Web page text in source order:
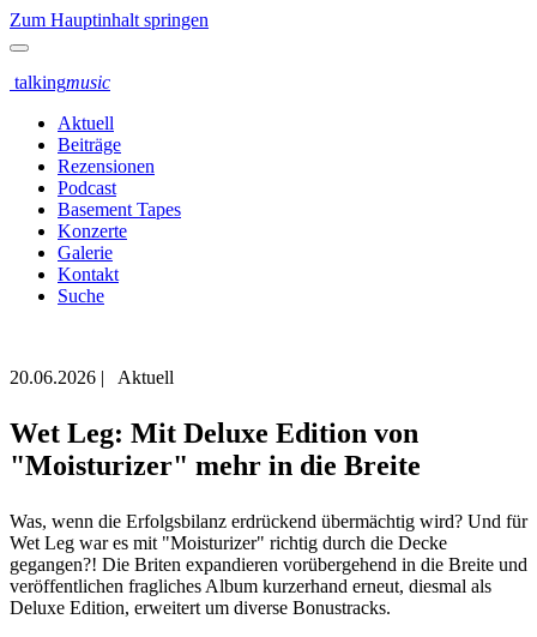
Zum Hauptinhalt springen
talkingmusic
Aktuell
Beiträge
Rezensionen
Podcast
Basement Tapes
Konzerte
Galerie
Kontakt
Suche
20.06.2026 | Aktuell
Wet Leg: Mit Deluxe Edition von
"Moisturizer" mehr in die Breite
Was, wenn die Erfolgsbilanz erdrückend übermächtig wird? Und für
Wet Leg war es mit "Moisturizer" richtig durch die Decke
gegangen?! Die Briten expandieren vorübergehend in die Breite und
veröffentlichen fragliches Album kurzerhand erneut, diesmal als
Deluxe Edition, erweitert um diverse Bonustracks.